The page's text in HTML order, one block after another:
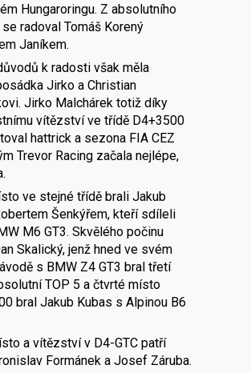
Hungaroringu. Z absolutního
radoval Tomáš Korený
Janíkem.
k radosti však měla
Jirko a Christian
Jirko Malchárek totiž díky
vítězství ve třídě D4+3500
hattrick a sezona FIA CEZ
Trevor Racing začala nejlépe,
ve stejné třídě brali Jakub
Šenkýřem, kteří sdíleli
M6 GT3. Skvělého počinu
Skalický, jenž hned ve svém
s BMW Z4 GT3 bral třetí
TOP 5 a čtvrté místo
bral Jakub Kubas s Alpinou B6
a vítězství v D4-GTC patří
Formánek a Josef Záruba.